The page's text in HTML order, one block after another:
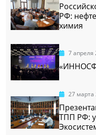
РФ:
химия
7 апреля
27 марта
ТПП РФ: